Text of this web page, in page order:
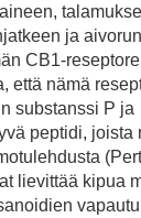
ja
CB1-
että nämä
substanssi P ja
peptidi, joista
lievittää kipua